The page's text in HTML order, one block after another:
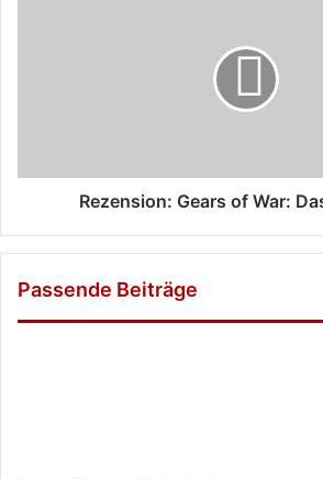
Rezension: Gears of War:
Passende Beiträge